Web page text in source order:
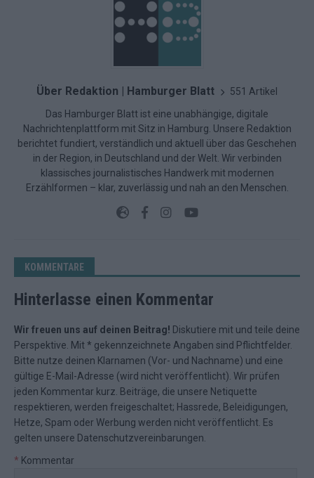
Über Redaktion | Hamburger Blatt 551 Artikel
Das Hamburger Blatt ist eine unabhängige, digitale
Nachrichtenplattform mit Sitz in Hamburg. Unsere Redaktion
berichtet fundiert, verständlich und aktuell über das Geschehen
in der Region, in Deutschland und der Welt. Wir verbinden
klassisches journalistisches Handwerk mit modernen
Erzählformen – klar, zuverlässig und nah an den Menschen.
KOMMENTARE
Hinterlasse einen Kommentar
Wir freuen uns auf deinen Beitrag! Diskutiere mit und teile deine
Perspektive. Mit * gekennzeichnete Angaben sind Pflichtfelder.
Bitte nutze deinen Klarnamen (Vor- und Nachname) und eine
gültige E-Mail-Adresse (wird nicht veröffentlicht). Wir prüfen
jeden Kommentar kurz. Beiträge, die unsere Netiquette
respektieren, werden freigeschaltet; Hassrede, Beleidigungen,
Hetze, Spam oder Werbung werden nicht veröffentlicht. Es
gelten unsere Datenschutzvereinbarungen
* Kommentar